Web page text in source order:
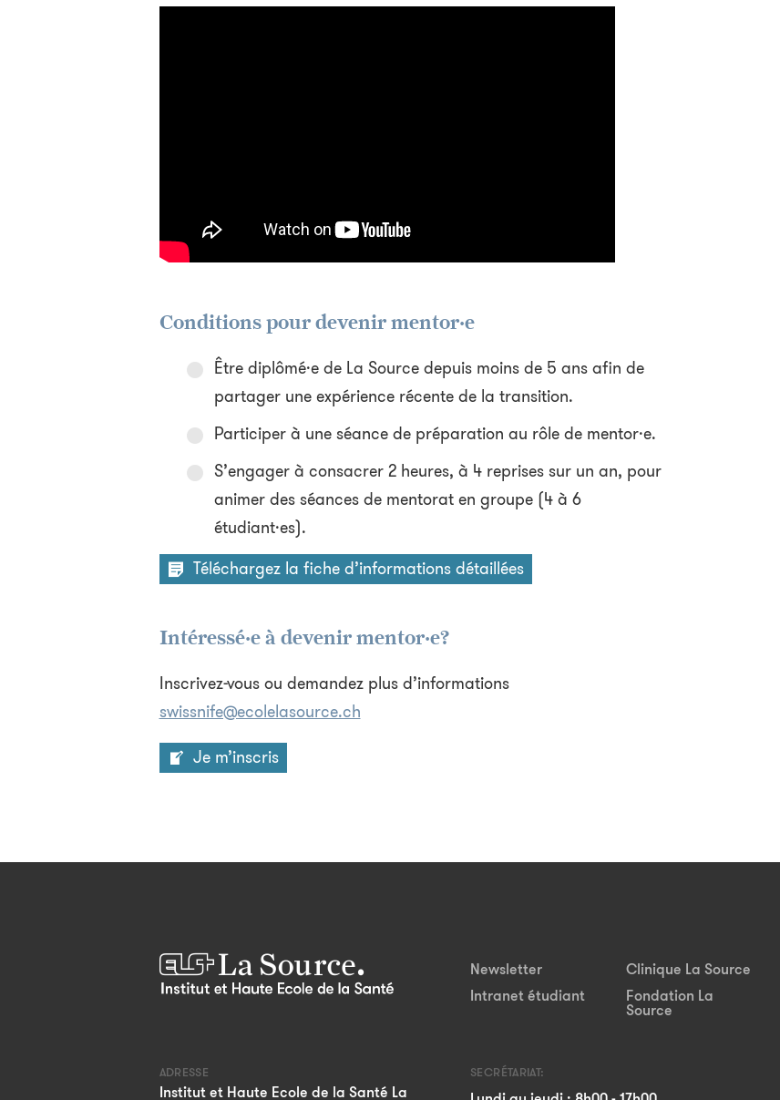
Conditions pour devenir mentor·e
Être diplômé·e de La Source depuis moins de 5 ans afin de
partager une expérience récente de la transition.
Participer à une séance de préparation au rôle de mentor·e.
S’engager à consacrer 2 heures, à 4 reprises sur un an, pour
animer des séances de mentorat en groupe (4 à 6
étudiant·es).
Téléchargez la fiche d’informations détaillées
Intéressé·e à devenir mentor·e?
Inscrivez-vous ou demandez plus d’informations
swissnife@ecolelasource.ch
Je m’inscris
Newsletter
Intranet étudiant
Clinique La Source
Fondation La
Source
ADRESSE
Institut et Haute Ecole de la Santé La
SECRÉTARIAT: